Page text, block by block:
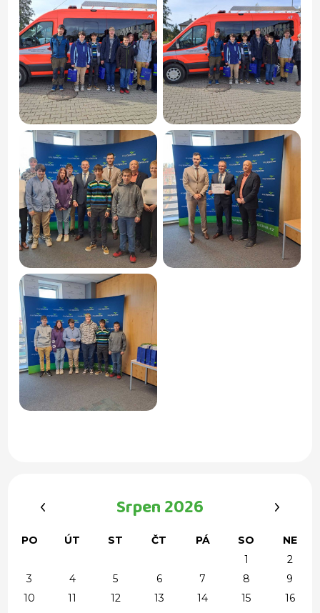
Srpen 2026
PO ÚT ST ČT PÁ SO
NE
1
2
3
4 5 6 7 8
9
10
11 12 13 14 15
16